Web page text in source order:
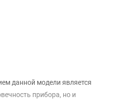
данной модели является
прибора, но и